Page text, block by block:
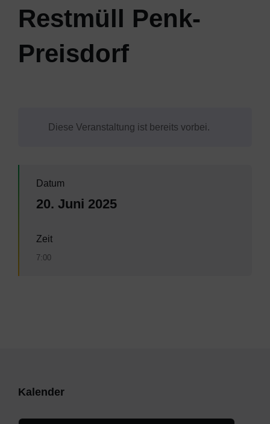
Restmüll Penk-
Preisdorf
Diese Veranstaltung ist bereits vorbei.
Datum
20. Juni 2025
Zeit
7:00
Kalender